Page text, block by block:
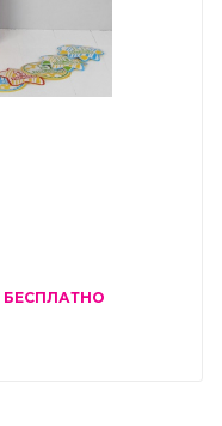
БЕСПЛАТНО